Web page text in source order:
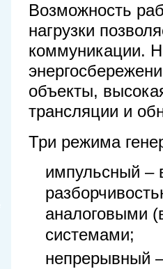
Возможность
нагрузки
коммуникации.
объекты,
трансляции и
Три режима
импульсный –
аналоговыми
системами;
непрерывный